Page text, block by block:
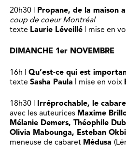
20h30 | Propane, de la maison
coup de coeur Montréal
texte Laurie Léveillé | mise en
DIMANCHE 1er NOVEMBRE
16h | Qu’est-ce qui est
texte Sasha Paula | mise en voix
18h30 | Irréprochable, le
avec les auteurices Maxime
Mélanie Demers, Théophile
Olivia Mabounga, Esteban
meneuse de cabaret Médusa